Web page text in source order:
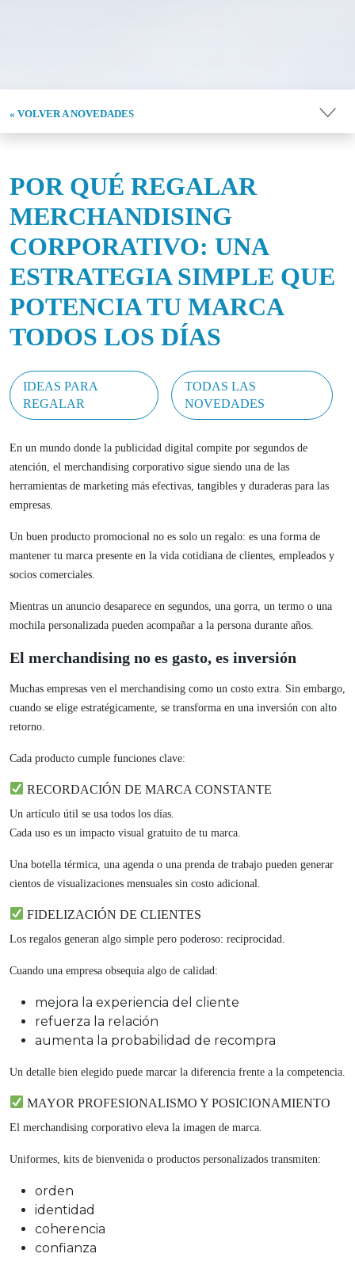
« VOLVER A NOVEDADES
POR QUÉ REGALAR
MERCHANDISING
CORPORATIVO: UNA
ESTRATEGIA SIMPLE QUE
POTENCIA TU MARCA
TODOS LOS DÍAS
IDEAS PARA
REGALAR
TODAS LAS
NOVEDADES
En un mundo donde la publicidad digital compite por segundos de
atención, el merchandising corporativo sigue siendo una de las
herramientas de marketing más efectivas, tangibles y duraderas para las
empresas.
Un buen producto promocional no es solo un regalo: es una forma de
mantener tu marca presente en la vida cotidiana de clientes, empleados y
socios comerciales.
Mientras un anuncio desaparece en segundos, una gorra, un termo o una
mochila personalizada pueden acompañar a la persona durante años.
El merchandising no es gasto, es inversión
Muchas empresas ven el merchandising como un costo extra. Sin embargo,
cuando se elige estratégicamente, se transforma en una inversión con alto
retorno.
Cada producto cumple funciones clave:
RECORDACIÓN DE MARCA CONSTANTE
Un artículo útil se usa todos los días.
Cada uso es un impacto visual gratuito de tu marca.
Una botella térmica, una agenda o una prenda de trabajo pueden generar
cientos de visualizaciones mensuales sin costo adicional.
FIDELIZACIÓN DE CLIENTES
Los regalos generan algo simple pero poderoso: reciprocidad.
Cuando una empresa obsequia algo de calidad:
mejora la experiencia del cliente
refuerza la relación
aumenta la probabilidad de recompra
Un detalle bien elegido puede marcar la diferencia frente a la competencia.
MAYOR PROFESIONALISMO Y POSICIONAMIENTO
El merchandising corporativo eleva la imagen de marca.
Uniformes, kits de bienvenida o productos personalizados transmiten:
orden
identidad
coherencia
confianza